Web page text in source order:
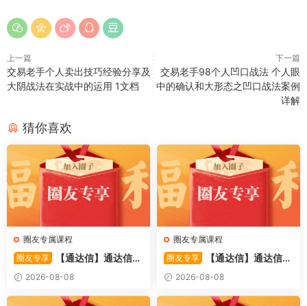
上一篇
交易老手个人卖出技巧经验分享及
大阴战法在实战中的运用 1文档
下一篇
交易老手98个人凹口战法 个人眼
中的确认和大形态之凹口战法案例
详解
猜你喜欢
圈友专属课程
圈友专享
【通达信】通达信
〖备战龙妖〗副图/选股 精准
捕捉龙头启动进场信号 源码
2026-08-08
圈友专属课程
圈友专享
【通达信】通达信
〖重心突破〗主副图/选股 捕
捉股价在特定形态下的反转与
启动信号 源码
2026-08-08